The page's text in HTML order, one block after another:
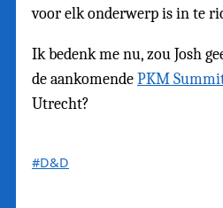
voor elk onderwerp is in te
Ik bedenk me nu, zou Josh
de aankomendePKM
Utrecht?
#D&D